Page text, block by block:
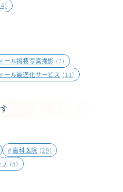
ール掲載写真撮影 (7)
ール最適化サービス (11)
#歯科医院 (29)
(8)